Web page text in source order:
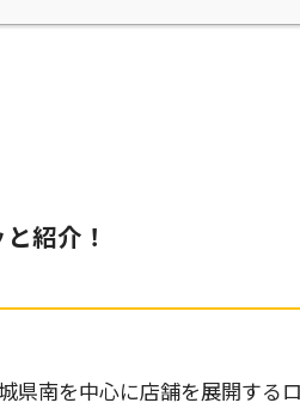
紹介！
県南を中心に店舗を展開する